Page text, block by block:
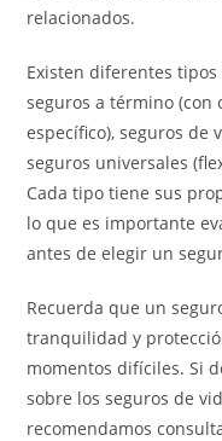
relacionados.
Existen diferentes
seguros a término
específico), seguros de
seguros universales
Cada tipo tiene sus
lo que es importante
antes de elegir un
Recuerda que un
tranquilidad y
momentos difíciles. Si
sobre los seguros de
recomendamos